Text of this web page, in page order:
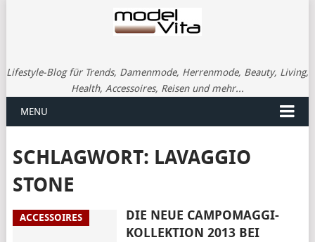
Lifestyle-Blog für Trends, Damenmode, Herrenmode, Beauty, Living,
Health, Accessoires, Reisen und mehr...
MENU
SCHLAGWORT: LAVAGGIO
STONE
ACCESSOIRES
DIE NEUE CAMPOMAGGI-
KOLLEKTION 2013 BEI